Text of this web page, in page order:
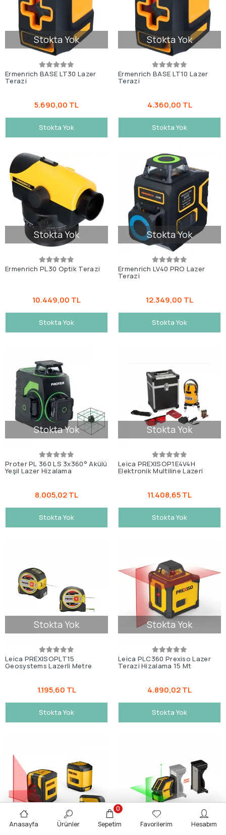
Stokta Yok
Ermenrich BASE LT30 Lazer
Terazi
5.690,00 TL
Stokta Yok
Stokta Yok
Ermenrich BASE LT10 Lazer
Terazi
4.360,00 TL
Stokta Yok
Stokta Yok
Ermenrich PL30 Optik Terazi
10.449,00 TL
Stokta Yok
Stokta Yok
Ermenrich LV40 PRO Lazer
Terazi
12.349,00 TL
Stokta Yok
Stokta Yok
Proter PL 360 LS 3x360° Akülü
Yeşil Lazer Hizalama
8.005,02 TL
Stokta Yok
Stokta Yok
Leica PREXISOP1E4V4H
Elektronik Multiline Lazeri
11.408,65 TL
Stokta Yok
Stokta Yok
Leica PREXISOPLT15
Geosystems Lazerli Metre
1.195,60 TL
Stokta Yok
Stokta Yok
Leica PLC360 Prexiso Lazer
Terazi Hizalama 15 Mt
4.890,02 TL
Stokta Yok
Stokta Yok Stokta Yok
Anasayfa Ürünler Sepetim
0
Favorilerim
Hesabım